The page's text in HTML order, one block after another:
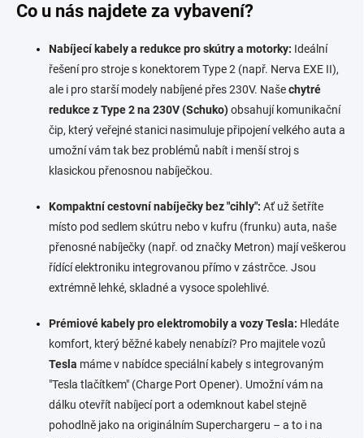
r
L
s
t
e
Co u nás najdete za vybavení?
Nabíjecí kabely a redukce pro skútry a motorky: Ideální
řešení pro stroje s konektorem Type 2 (např. Nerva EXE II),
ale i pro starší modely nabíjené přes 230V. Našechytré
redukce z Type 2 na 230V (Schuko)obsahují komunikační
čip, který veřejné stanici nasimuluje připojení velkého auta a
umožní vám tak bez problémů nabít i menší stroj s
klasickou přenosnou nabíječkou.
Kompaktní cestovní nabíječky bez "cihly": Ať už šetříte
místo pod sedlem skútru nebo v kufru (frunku) auta, naše
přenosné nabíječky (např. od značky Metron) mají veškerou
řídící elektroniku integrovanou přímo v zástrčce. Jsou
extrémně lehké, skladné a vysoce spolehlivé.
Prémiové kabely pro elektromobily a vozy Tesla: Hledáte
komfort, který běžné kabely nenabízí? Pro majitele vozů
Tesla máme v nabídce speciální kabely s integrovaným
"Tesla tlačítkem" (Charge Port Opener). Umožní vám na
dálku otevřít nabíjecí port a odemknout kabel stejně
pohodlně jako na originálním Superchargeru – a to i na